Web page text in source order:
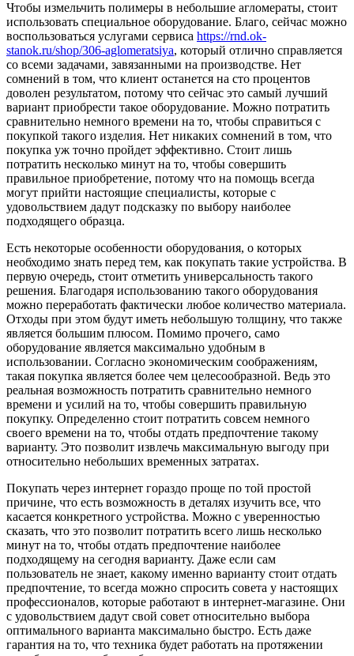
Чтобы измельчить полимеры в небольшие агломераты, стоит
использовать специальное оборудование. Благо, сейчас можно
воспользоваться услугами сервиса https://rnd.ok-
stanok.ru/shop/306-aglomeratsiya, который отлично справляется
со всеми задачами, завязанными на производстве. Нет
сомнений в том, что клиент останется на сто процентов
доволен результатом, потому что сейчас это самый лучший
вариант приобрести такое оборудование. Можно потратить
сравнительно немного времени на то, чтобы справиться с
покупкой такого изделия. Нет никаких сомнений в том, что
покупка уж точно пройдет эффективно. Стоит лишь
потратить несколько минут на то, чтобы совершить
правильное приобретение, потому что на помощь всегда
могут прийти настоящие специалисты, которые с
удовольствием дадут подсказку по выбору наиболее
подходящего образца.
Есть некоторые особенности оборудования, о которых
необходимо знать перед тем, как покупать такие устройства. В
первую очередь, стоит отметить универсальность такого
решения. Благодаря использованию такого оборудования
можно переработать фактически любое количество материала.
Отходы при этом будут иметь небольшую толщину, что также
является большим плюсом. Помимо прочего, само
оборудование является максимально удобным в
использовании. Согласно экономическим соображениям,
такая покупка является более чем целесообразной. Ведь это
реальная возможность потратить сравнительно немного
времени и усилий на то, чтобы совершить правильную
покупку. Определенно стоит потратить совсем немного
своего времени на то, чтобы отдать предпочтение такому
варианту. Это позволит извлечь максимальную выгоду при
относительно небольших временных затратах.
Покупать через интернет гораздо проще по той простой
причине, что есть возможность в деталях изучить все, что
касается конкретного устройства. Можно с уверенностью
сказать, что это позволит потратить всего лишь несколько
минут на то, чтобы отдать предпочтение наиболее
подходящему на сегодня варианту. Даже если сам
пользователь не знает, какому именно варианту стоит отдать
предпочтение, то всегда можно спросить совета у настоящих
профессионалов, которые работают в интернет-магазине. Они
с удовольствием дадут свой совет относительно выбора
оптимального варианта максимально быстро. Есть даже
гарантия на то, что техника будет работать на протяжении